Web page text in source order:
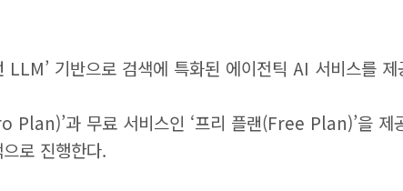
기반으로 검색에 특화된 에이전틱 AI 서비스를
과 무료 서비스인 ‘프리 플랜(Free Plan)’을 제
로 진행한다.